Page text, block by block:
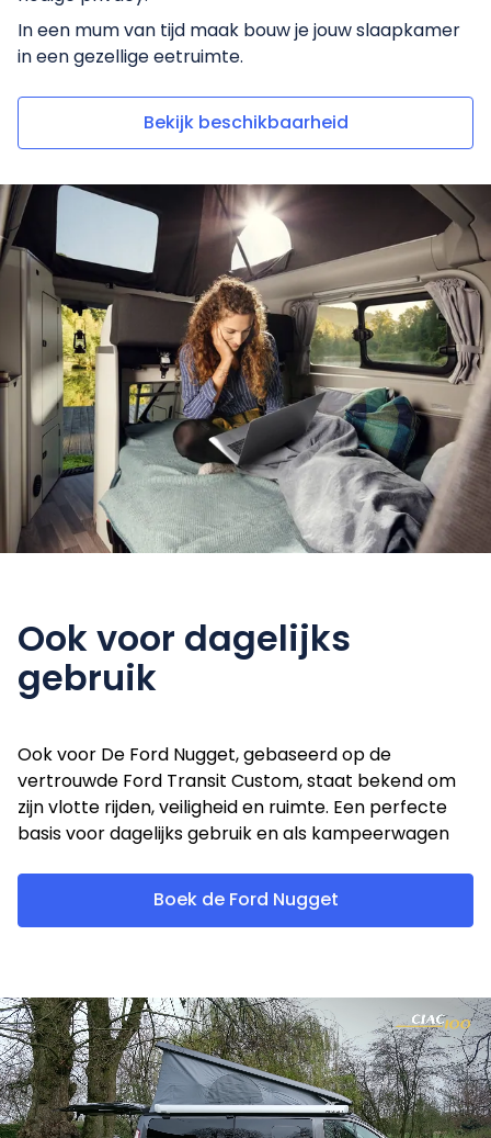
In een mum van tijd maak bouw je jouw slaapkamer
in een gezellige eetruimte.
Bekijk beschikbaarheid
Ook voor dagelijks
gebruik
Ook voor De Ford Nugget, gebaseerd op de
vertrouwde Ford Transit Custom, staat bekend om
zijn vlotte rijden, veiligheid en ruimte. Een perfecte
basis voor dagelijks gebruik en als kampeerwagen
Boek de Ford Nugget